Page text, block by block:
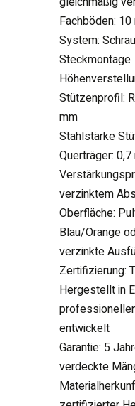
Fachböden:
System:
Steckmontage
Stützenprofil:
mm
Stahlstärke
Querträger:
verzinktem
Oberfläche:
Blau/Orange
verzinkte
Zertifizierung:
Hergestellt in
entwickelt
Garantie: 5
verdeckte